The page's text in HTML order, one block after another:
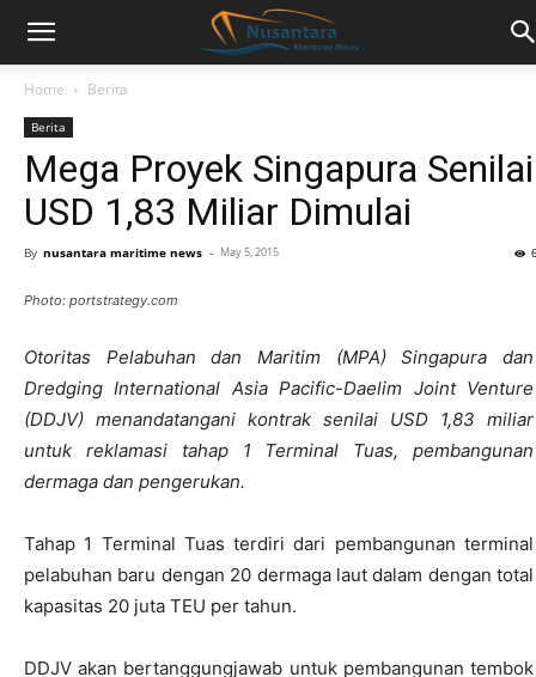
Home Berita
Berita
Mega Proyek Singapura Senilai
USD 1,83 Miliar Dimulai
By nusantara maritime news - May 5, 2015
Photo: portstrategy.com
Otoritas Pelabuhan dan Maritim (MPA) Singapura dan
Dredging International Asia Pacific-Daelim Joint Venture
(DDJV) menandatangani kontrak senilai USD 1,83 miliar
untuk reklamasi tahap 1 Terminal Tuas, pembangunan
dermaga dan pengerukan.
Tahap 1 Terminal Tuas terdiri dari pembangunan terminal
pelabuhan baru dengan 20 dermaga laut dalam dengan total
kapasitas 20 juta TEU per tahun.
DDJV akan bertanggungjawab untuk pembangunan tembok